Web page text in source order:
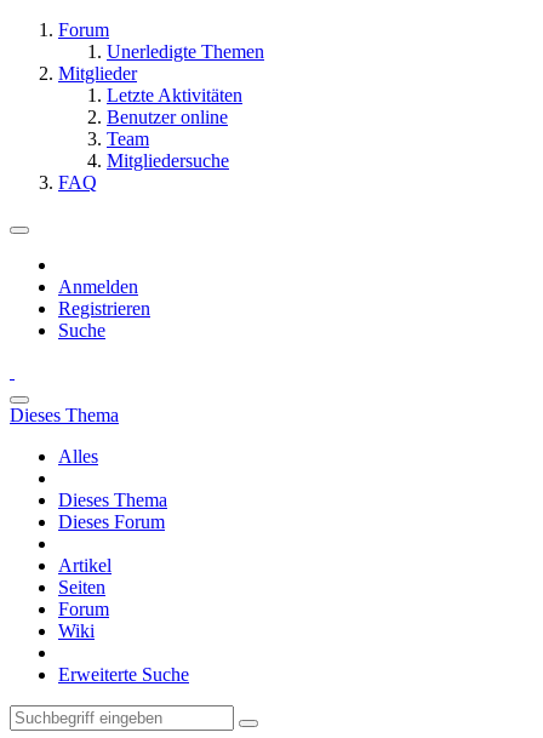
Forum
Unerledigte Themen
Mitglieder
Letzte Aktivitäten
Benutzer online
Team
Mitgliedersuche
FAQ
Anmelden
Registrieren
Suche
Dieses Thema
Alles
Dieses Thema
Dieses Forum
Artikel
Seiten
Forum
Wiki
Erweiterte Suche